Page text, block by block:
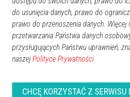
do usunięcia danych, prawo do
prawo do przenoszenia danych.
przetwarzania Państwa danych
przysługujących Państwu uprawnień,
naszej Polityce Prywatności.
CHCĘ KORZYSTAĆ Z